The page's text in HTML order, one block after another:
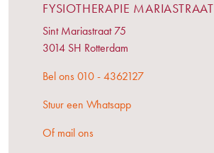
FYSIOTHERAPIE MARIASTRAAT
Sint Mariastraat 75
3014 SH Rotterdam
Bel ons 010 - 4362127
Stuur een Whatsapp
Of mail ons